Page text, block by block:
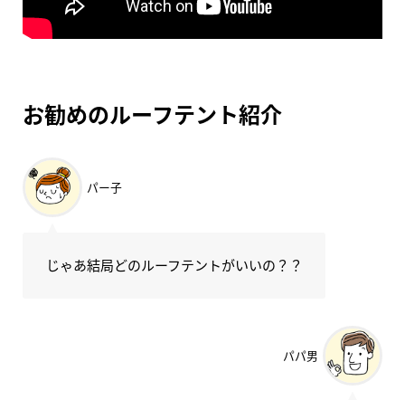
お勧めのルーフテント紹介
パー子
じゃあ結局どのルーフテントがいいの？？
パパ男